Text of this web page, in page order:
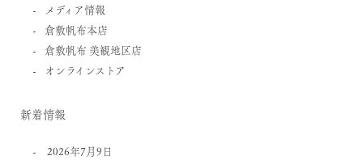
メディア情報
倉敷帆布本店
倉敷帆布 美観地区店
オンラインストア
新着情報
2026年7月9日